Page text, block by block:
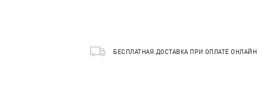
БЕСПЛАТНАЯ ДОСТАВКА ПРИ ОПЛАТЕ ОНЛАЙН